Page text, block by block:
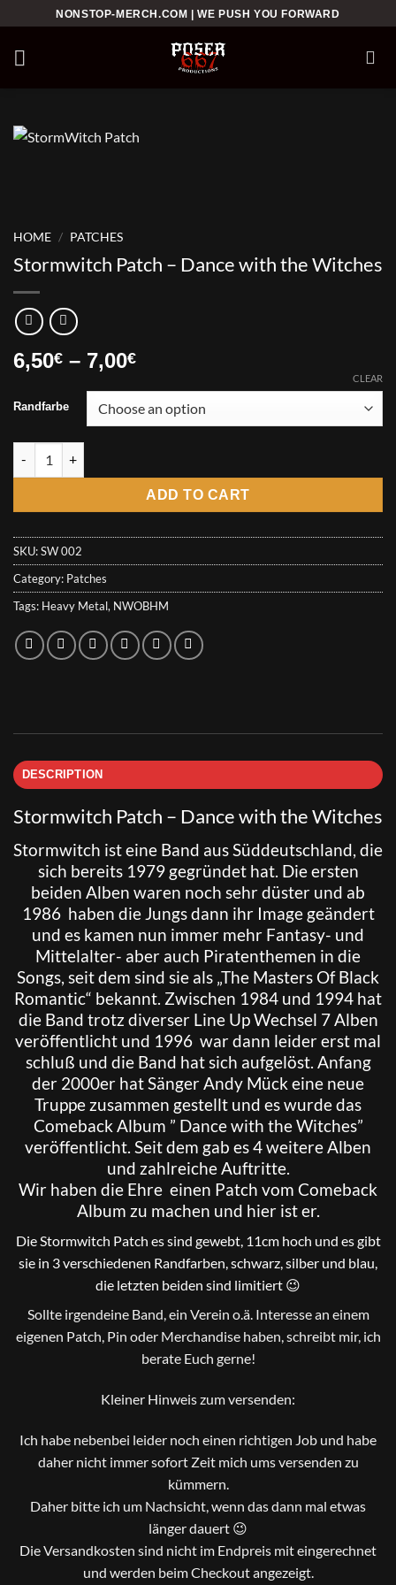
to
content
NONSTOP-MERCH.COM | WE PUSH YOU FORWARD
HOME / PATCHES
Stormwitch Patch – Dance with the Witches
6,50€ – 7,00€Price
6,50€
through
Randfarbe
CLEAR
ADD TO CART
SKU:SW 002
Category: Patches
Tags: Heavy Metal, NWOBHM
DESCRIPTION
Stormwitch Patch – Dance with the Witches
Stormwitch ist eine Band aus Süddeutschland, die
sich bereits 1979 gegründet hat. Die ersten
beiden Alben waren noch sehr düster und ab
1986 haben die Jungs dann ihr Image geändert
und es kamen nun immer mehr Fantasy- und
Mittelalter- aber auch Piratenthemen in die
Songs, seit dem sind sie als „The Masters Of Black
Romantic“ bekannt. Zwischen 1984 und 1994 hat
die Band trotz diverser Line Up Wechsel 7 Alben
veröffentlicht und 1996 war dann leider erst mal
schluß und die Band hat sich aufgelöst. Anfang
der 2000er hat Sänger Andy Mück eine neue
Truppe zusammen gestellt und es wurde das
Comeback Album ” Dance with the Witches”
veröffentlicht. Seit dem gab es 4 weitere Alben
und zahlreiche Auftritte.
Wir haben die Ehre einen Patch vom Comeback
Album zu machen und hier ist er.
Die Stormwitch Patch es sind gewebt, 11cm hoch und es gibt
sie in 3 verschiedenen Randfarben, schwarz, silber und blau,
die letzten beiden sind limitiert 😉
Sollte irgendeine Band, ein Verein o.ä. Interesse an einem
eigenen Patch, Pin oder Merchandise haben, schreibt mir, ich
berate Euch gerne!
Kleiner Hinweis zum versenden:
Ich habe nebenbei leider noch einen richtigen Job und habe
daher nicht immer sofort Zeit mich ums versenden zu
kümmern.
Daher bitte ich um Nachsicht, wenn das dann mal etwas
länger dauert 😉
Die Versandkosten sind nicht im Endpreis mit eingerechnet
und werden beim Checkout angezeigt.